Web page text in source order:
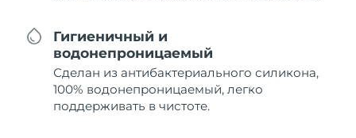
Гигиеничный и
водонепроницаемый
Сделан из антибактериального силикона,
100% водонепроницаемый, легко
поддерживать в чистоте.